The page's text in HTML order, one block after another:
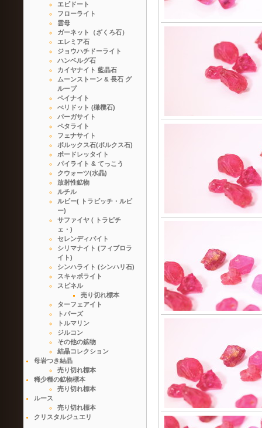
エピドート
フローライト
雲母
ガーネット（ざくろ石）
エレミア石
ジョウハチドーライト
ハンベルグ石
カイヤナイト 藍晶石
ムーンストーン & 長石 グ
ループ
ペイナイト
ぺリドット (橄欖石)
パーガサイト
ペタライト
フェナサイト
ポルックス石(ポルクス石)
ポードレッタイト
パイライト & てっこう
クウォーツ(水晶)
放射性鉱物
ルチル
ルビー( トラピッチ・ルビ
ー)
サファイヤ ( トラピチ
ェ・)
セレンディバイト
シリマナイト (フィブロラ
イト)
シンハライト (シンハリ石)
スキャポライト
スピネル
売り切れ標本
ターフェアイト
トパーズ
トルマリン
ジルコン
その他の鉱物
結晶コレクション
母岩つき結晶
売り切れ標本
稀少種の鉱物標本
売り切れ標本
ルース
売り切れ標本
クリスタルジュエリ